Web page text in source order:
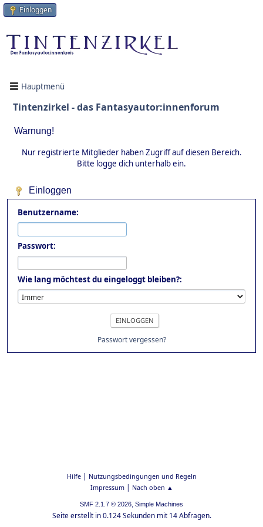
Einloggen
Hauptmenü
Tintenzirkel - das Fantasyautor:innenforum
Warnung!
Nur registrierte Mitglieder haben Zugriff auf diesen Bereich.
Bitte logge dich unterhalb ein.
Einloggen
Benutzername:
Passwort:
Wie lang möchtest du eingeloggt bleiben?:
Passwort vergessen?
Hilfe| Nutzungsbedingungen und Regeln
Impressum| Nach oben ▲
SMF 2.1.7 © 2026, Simple Machines
Seite erstellt in 0.124 Sekunden mit 14 Abfragen.